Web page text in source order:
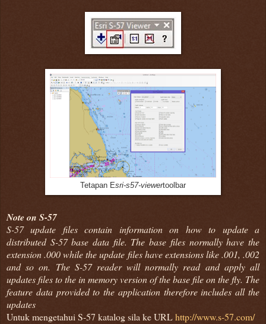
Tetapan Esri-s57-viewertoolbar
Note on S-57
S-57 update files contain information on how to update a
distributed S-57 base data file. The base files normally have the
extension .000 while the update files have extensions like .001, .002
and so on. The S-57 reader will normally read and apply all
updates files to the in memory version of the base file on the fly. The
feature data provided to the application therefore includes all the
updates
Untuk mengetahui S-57 katalog sila ke URLhttp://www.s-57.com/